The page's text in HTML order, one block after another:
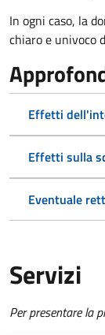
In ogni caso, la
chiaro e univoco
Effetti
Effetti sulla
Eventuale
Servizi
Per presentare la